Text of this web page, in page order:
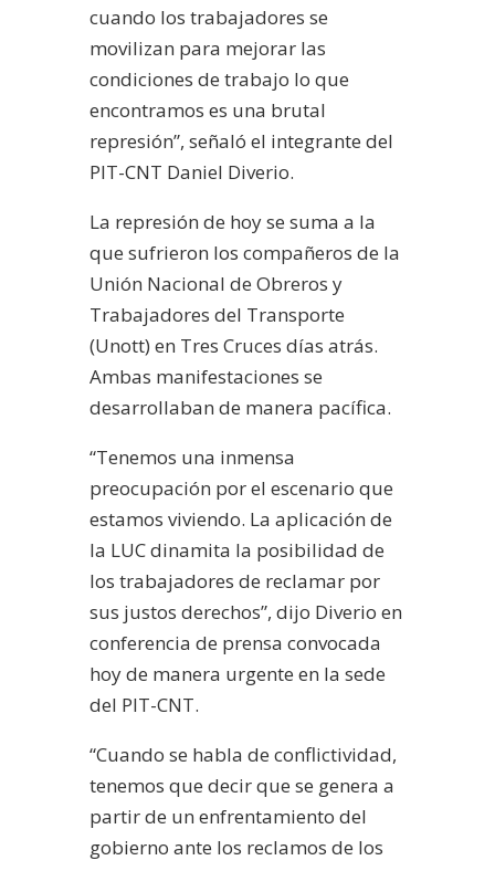
cuando los trabajadores se
movilizan para mejorar las
condiciones de trabajo lo que
encontramos es una brutal
represión”, señaló el integrante del
PIT-CNT Daniel Diverio.
La represión de hoy se suma a la
que sufrieron los compañeros de la
Unión Nacional de Obreros y
Trabajadores del Transporte
(Unott) en Tres Cruces días atrás.
Ambas manifestaciones se
desarrollaban de manera pacífica.
“Tenemos una inmensa
preocupación por el escenario que
estamos viviendo. La aplicación de
la LUC dinamita la posibilidad de
los trabajadores de reclamar por
sus justos derechos”, dijo Diverio en
conferencia de prensa convocada
hoy de manera urgente en la sede
del PIT-CNT.
“Cuando se habla de conflictividad,
tenemos que decir que se genera a
partir de un enfrentamiento del
gobierno ante los reclamos de los